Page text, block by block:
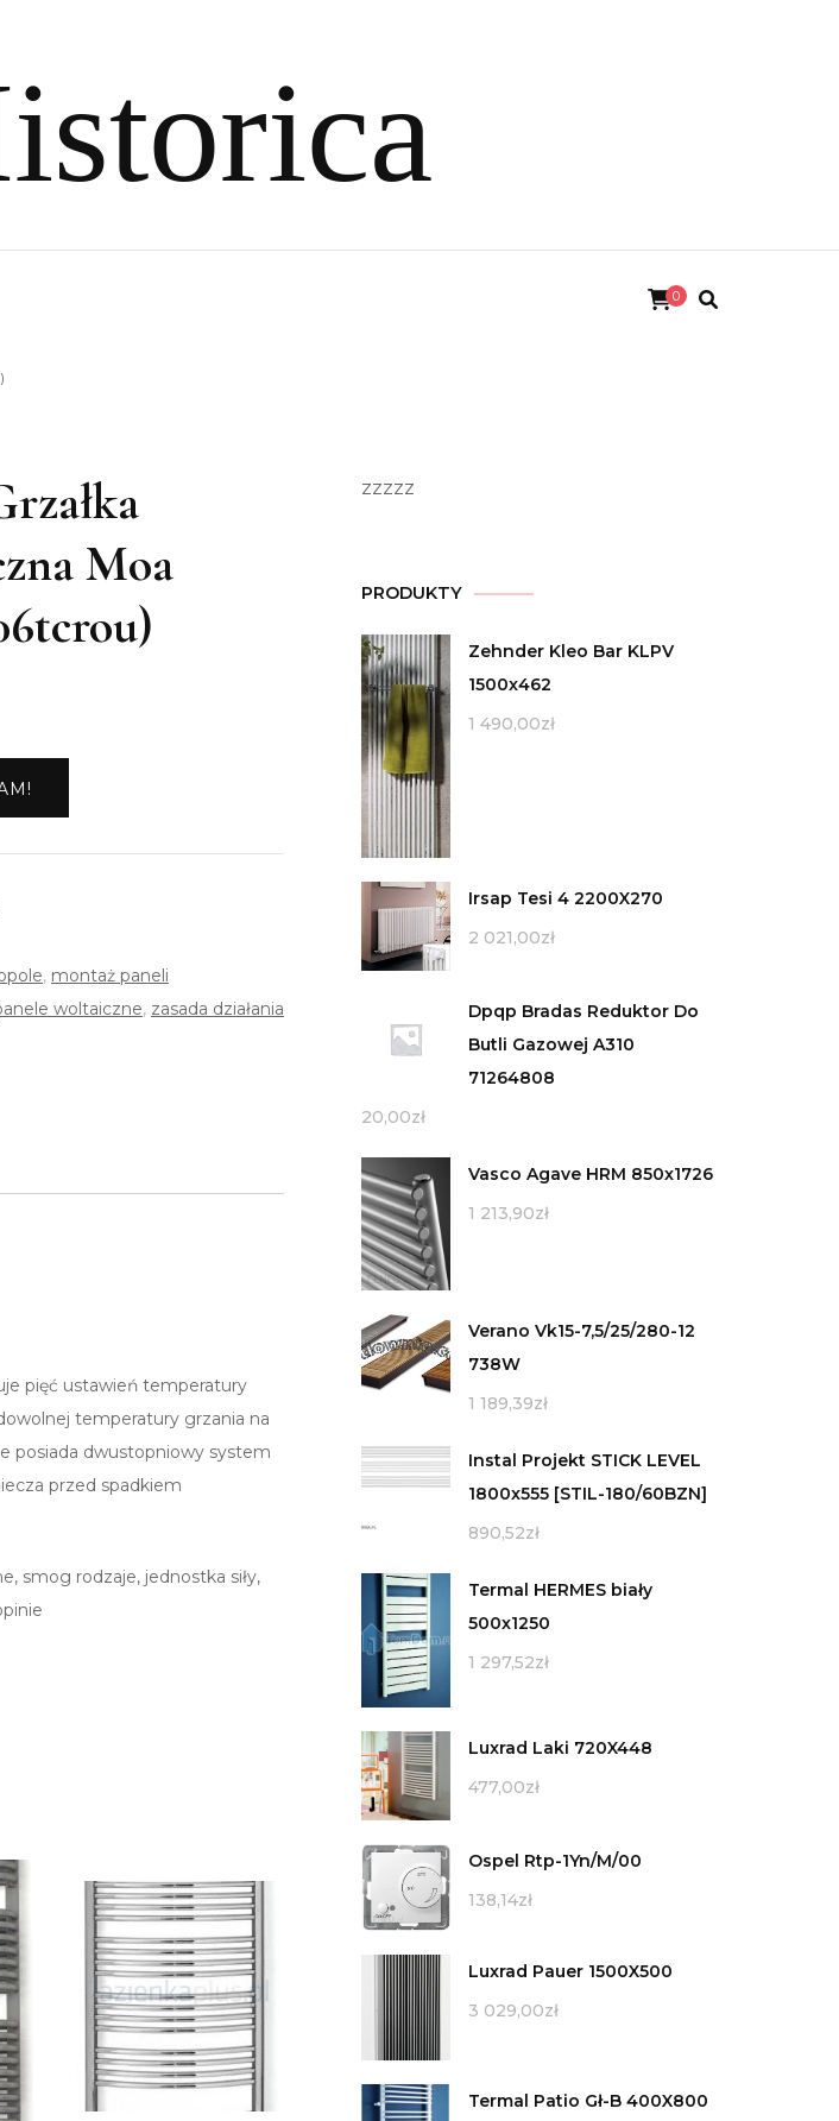
0
Moa
, montaż paneli
woltaiczne, zasada działania
pięć ustawień temperatury
temperatury grzania na
posiada dwustopniowy system
przed spadkiem
smog rodzaje, jednostka siły,
zzzzz
PRODUKTY
Zehnder Kleo Bar KLPV
1500x462
1 490,00zł
Irsap Tesi 4 2200X270
2 021,00zł
Dpqp Bradas Reduktor Do
Butli Gazowej A310
71264808
20,00zł
Vasco Agave HRM 850x1726
1 213,90zł
Verano Vk15-7,5/25/280-12
738W
1 189,39zł
Instal Projekt STICK LEVEL
1800x555 [STIL-180/60BZN]
890,52zł
Termal HERMES biały
500x1250
1 297,52zł
Luxrad Laki 720X448
477,00zł
Ospel Rtp-1Yn/M/00
138,14zł
Luxrad Pauer 1500X500
3 029,00zł
Termal Patio Gł-B 400X800